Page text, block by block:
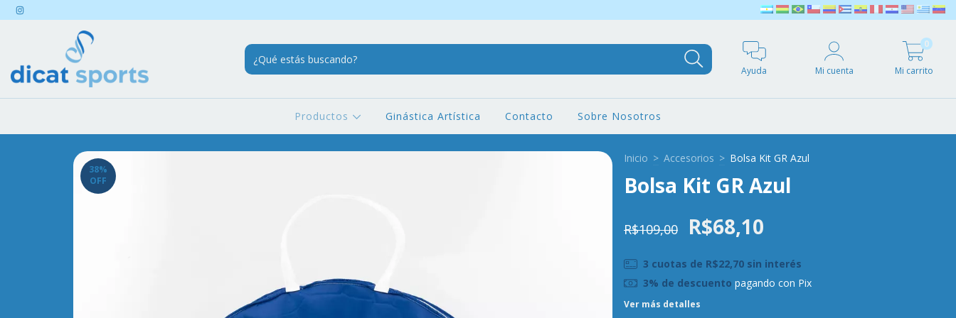
Ayuda Mi cuenta Mi carrito
0
Productos Ginástica Artística Contacto Sobre Nosotros
38%
OFF
Inicio > Accesorios > Bolsa Kit GR Azul
Bolsa Kit GR Azul
R$109,00 R$68,10
3 cuotas de R$22,70 sin interés
3% de descuento pagando con Pix
Ver más detalles